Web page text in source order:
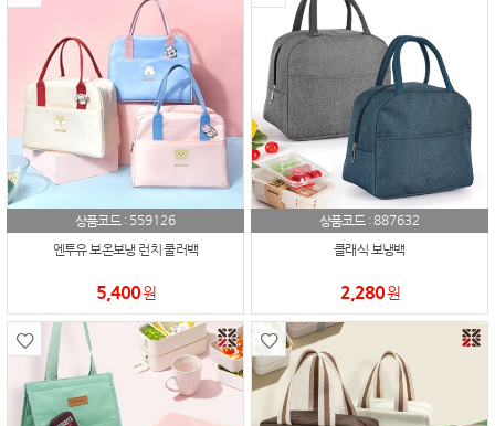
상품코드 : 559126
엔투유 보온보냉 런치 쿨러백
5,400원
상품코드 :887632
클래식 보냉백
2,280원